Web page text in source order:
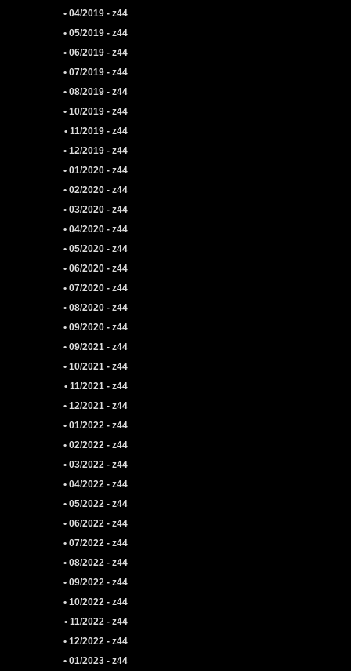
• 04/2019 - z44
• 05/2019 - z44
• 06/2019 - z44
• 07/2019 - z44
• 08/2019 - z44
• 10/2019 - z44
• 11/2019 - z44
• 12/2019 - z44
• 01/2020 - z44
• 02/2020 - z44
• 03/2020 - z44
• 04/2020 - z44
• 05/2020 - z44
• 06/2020 - z44
• 07/2020 - z44
• 08/2020 - z44
• 09/2020 - z44
• 09/2021 - z44
• 10/2021 - z44
• 11/2021 - z44
• 12/2021 - z44
• 01/2022 - z44
• 02/2022 - z44
• 03/2022 - z44
• 04/2022 - z44
• 05/2022 - z44
• 06/2022 - z44
• 07/2022 - z44
• 08/2022 - z44
• 09/2022 - z44
• 10/2022 - z44
• 11/2022 - z44
• 12/2022 - z44
• 01/2023 - z44